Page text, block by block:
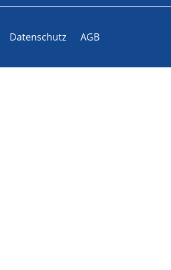
Datenschutz AGB